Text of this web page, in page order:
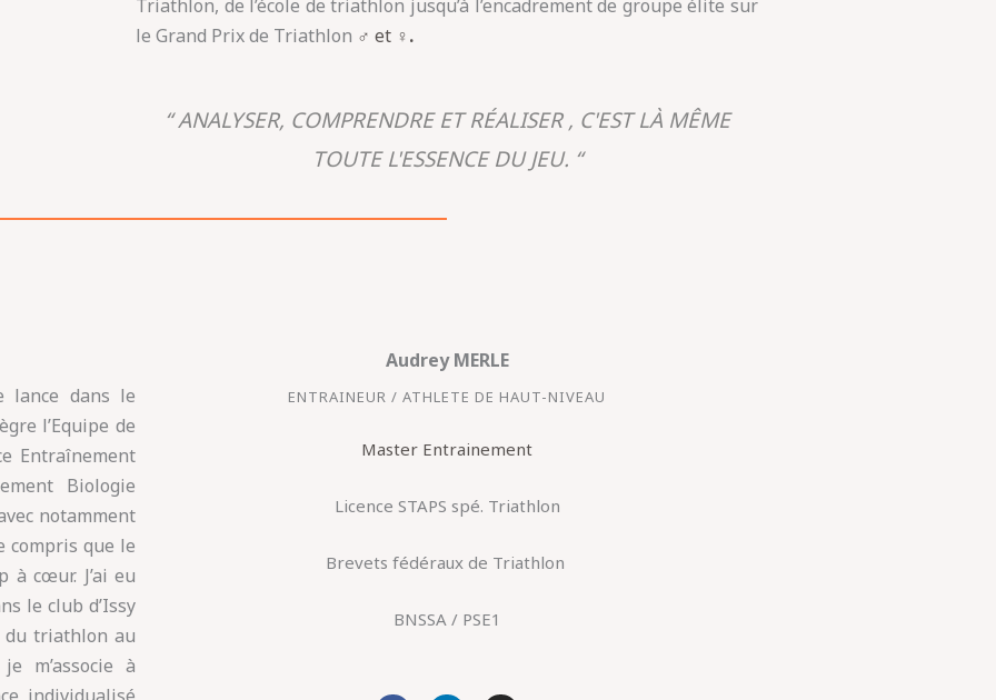
Triathlon, de l’école de triathlon jusqu’à l’encadrement de groupe élite sur
le Grand Prix de Triathlon ♂ et ♀.
“ ANALYSER, COMPRENDRE ET RÉALISER , C'EST LÀ MÊME
TOUTE L'ESSENCE DU JEU. “
lance dans le
l’Equipe de
Entraînement
Biologie
notamment
compris que le
à cœur. J’ai eu
le club d’Issy
du triathlon au
m’associe à
Audrey MERLE
ENTRAINEUR / ATHLETE DE HAUT-NIVEAU
Master Entrainement
Licence STAPS spé. Triathlon
Brevets fédéraux de Triathlon
BNSSA / PSE1